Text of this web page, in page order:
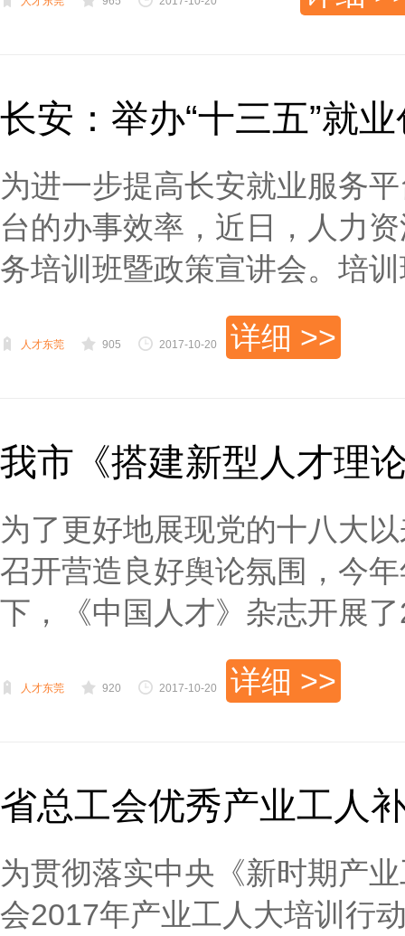
长安：举办“十三五”就
为进一步提高长安就业服务
台的办事效率，近日，人力
务培训班暨政策宣讲会。培
人才东莞 905 2017-10-20 详细 >>
我市《搭建新型人才理
为了更好地展现党的十八大
召开营造良好舆论氛围，今
下，《中国人才》杂志开展
人才东莞 920 2017-10-20 详细 >>
省总工会优秀产业工人
为贯彻落实中央《新时期产
会2017年产业工人大培训行